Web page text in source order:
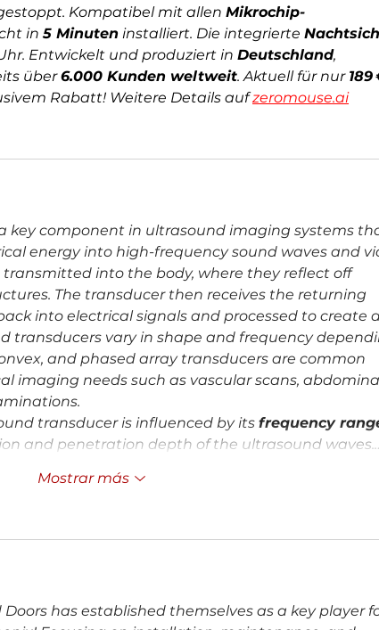
Kompatibel mit allen Mikrochip-
in 5 Minuten installiert. Die integrierte
Entwickelt und produziert in Deutschland,
über 6.000 Kunden weltweit. Aktuell für nur 189
Rabatt! Weitere Details auf zeromouse.ai
key component in ultrasound imaging systems
energy into high-frequency sound waves and
transmitted into the body, where they reflect off
The transducer then receives the returning
into electrical signals and processed to create
transducers vary in shape and frequency
and phased array transducers are common
imaging needs such as vascular scans,
transducer is influenced by its frequency
and penetration depth of the ultrasound
Mostrar más
has established themselves as a key player